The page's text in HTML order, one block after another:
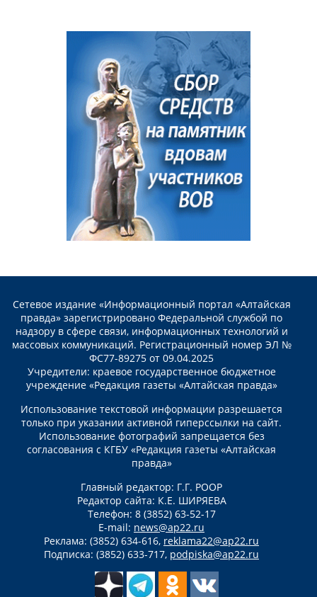
Сетевое издание «Информационный портал «Алтайская
правда» зарегистрировано Федеральной службой по
надзору в сфере связи, информационных технологий и
массовых коммуникаций. Регистрационный номер ЭЛ №
ФС77-89275 от 09.04.2025
Учредители: краевое государственное бюджетное
учреждение «Редакция газеты «Алтайская правда»
Использование текстовой информации разрешается
только при указании активной гиперссылки на сайт.
Использование фотографий запрещается без
согласования с КГБУ «Редакция газеты «Алтайская
правда»
Главный редактор: Г.Г. РООР
Редактор сайта: К.Е. ШИРЯЕВА
Телефон: 8 (3852) 63-52-17
E-mail: news@ap22.ru
Реклама: (3852) 634-616, reklama22@ap22.ru
Подписка: (3852) 633-717, podpiska@ap22.ru